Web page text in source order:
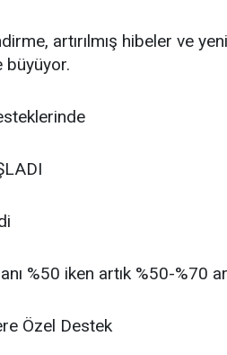
artırılmış hibeler ve
büyüyor.
%50 iken artık %50-%70
Özel Destek